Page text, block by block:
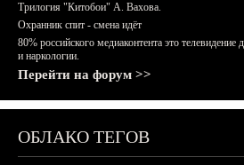
Трилогия "Китобои" А. Вахова.
Охранник спит - смена идёт
80% российского медиаконтента это телевидение
и наркологии.
Перейти на форум >>
ОБЛАКО ТЕГОВ